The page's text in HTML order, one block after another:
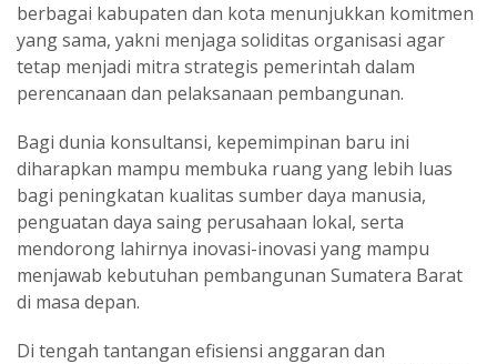
berbagai kabupaten dan kota menunjukkan komitmen
yang sama, yakni menjaga soliditas organisasi agar
tetap menjadi mitra strategis pemerintah dalam
perencanaan dan pelaksanaan pembangunan.
Bagi dunia konsultansi, kepemimpinan baru ini
diharapkan mampu membuka ruang yang lebih luas
bagi peningkatan kualitas sumber daya manusia,
penguatan daya saing perusahaan lokal, serta
mendorong lahirnya inovasi-inovasi yang mampu
menjawab kebutuhan pembangunan Sumatera Barat
di masa depan.
Di tengah tantangan efisiensi anggaran dan